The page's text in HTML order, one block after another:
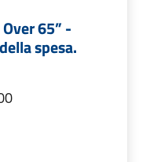
65” -
spesa.